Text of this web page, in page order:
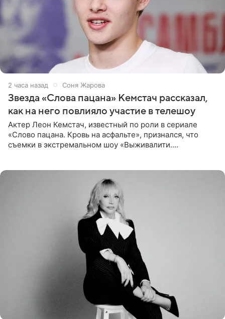
2 часа назад Соня Жарова
Звезда «Слова пацана» Кемстач рассказал,
как на него повлияло участие в телешоу
Актер Леон Кемстач, известный по роли в сериале
«Слово пацана. Кровь на асфальте», признался, что
съемки в экстремальном шоу «Выживалити.